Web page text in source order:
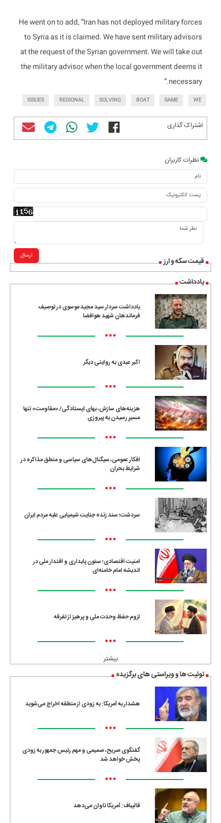
قیمت سکه و ارز
یادداشت
یادداشت سردار سید مجید موسوی در توصیف
فرماندهان شهید هوافضا
•••
اکبر عبدی به روایتی دیگر
•••
هزینه‌های سازش، بهای ایستادگی/ «مقاومت» تنها
مسیرِ رسیدن به پیروزی
•••
افکار عمومی، سیگنال‌های سیاسی و منطق مذاکره در
شرایط بحران
•••
سردشت؛ سند زنده جنایت شیمیایی علیه مردم ایران
•••
امنیت اقتصادی؛ ستون پایداری و اقتدار ملی در
اندیشه امام خامنه‌ای
•••
لزوم حفظ وحدت ملی و پرهیز از تفرقه
•••
بیشتر
توئیت ها و ویراستی های برگزیده
هشدار به آمریکا: به زودی از منطقه اخراج می‌شوید
•••
گفتگوی صریح، صمیمی و مهم رئیس جمهور به زودی
پخش خواهد شد
•••
قالیباف: آمریکا تاوان می‌دهد
He went on to add, “Iran has not deployed military forces
to Syria as it is claimed. We have sent military advisors
at the request of the Syrian government. We will take out
the military advisor when the local government deems it
necessary.”
WE
SAME
BOAT
SOLVING
REGIONAL
ISSUES
اشتراک گذاری
نظرات کاربران
ارسال